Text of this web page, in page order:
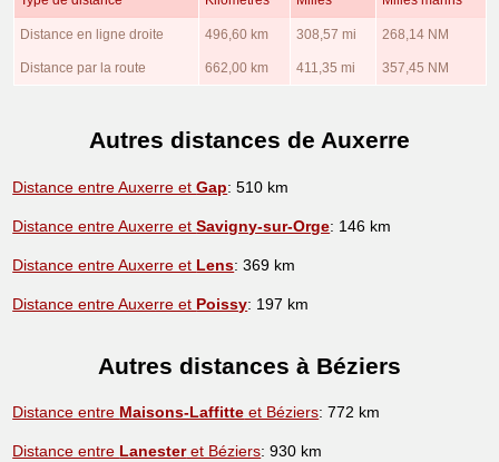
Distance en ligne droite 496,60 km 308,57 mi 268,14 NM
Distance par la route 662,00 km 411,35 mi 357,45 NM
Autres distances de Auxerre
Distance entre Auxerre etGap: 510 km
Distance entre Auxerre etSavigny-sur-Orge: 146 km
Distance entre Auxerre et Lens: 369 km
Distance entre Auxerre et Poissy: 197 km
Autres distances à Béziers
Distance entre Maisons-Laffitte et Béziers: 772 km
Distance entre Lanesteret Béziers: 930 km